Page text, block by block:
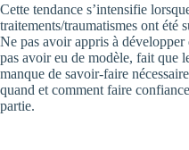
Cette tendance s’intensifie
traitements/traumatismes ont été
Ne pas avoir appris à développer
pas avoir eu de modèle, fait que
manque de savoir-faire
quand et comment faire
partie.